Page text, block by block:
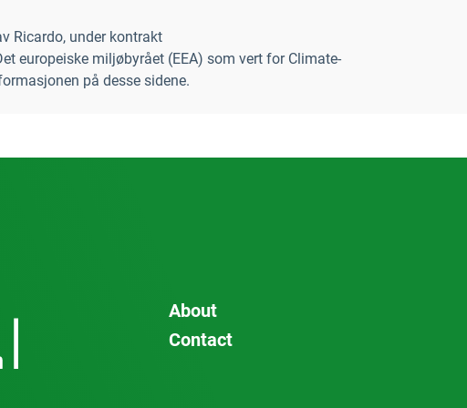
Ricardo, under kontrakt
europeiske miljøbyrået (EEA) som vert for Climate-
på desse sidene.
About
Contact